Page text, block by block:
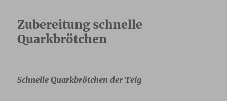
Zubereitung schnelle
Quarkbrötchen
Schnelle Quarkbrötchen der Teig